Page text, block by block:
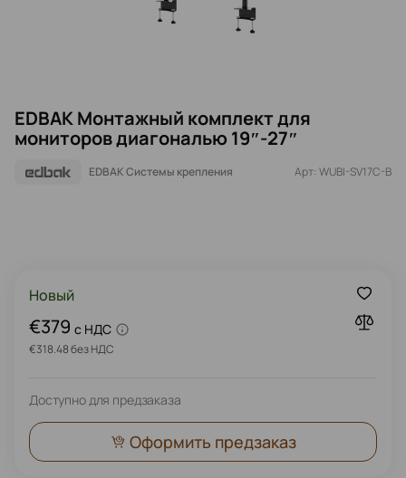
EDBAK Монтажный комплект для
мониторов диагональю 19″-27″
EDBAK Системы крепления Арт: WUBI-SV17C-B
Новый
€379 c НДС
€318.48 без НДС
Доступно для предзаказа
Оформить предзаказ